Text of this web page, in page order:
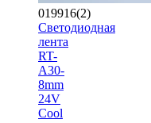
019916(2)
Светодиодная
лента
RT-
A30-
8mm
24V
Cool